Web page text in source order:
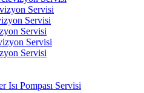
Servisi
Servisi
Servisi
Servisi
Servisi
Isı Pompası Servisi